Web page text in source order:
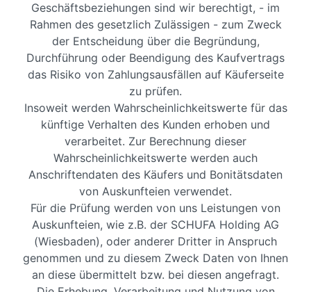
Geschäftsbeziehungen sind wir berechtigt, - im
Rahmen des gesetzlich Zulässigen - zum Zweck
der Entscheidung über die Begründung,
Durchführung oder Beendigung des Kaufvertrags
das Risiko von Zahlungsausfällen auf Käuferseite
zu prüfen.
Insoweit werden Wahrscheinlichkeitswerte für das
künftige Verhalten des Kunden erhoben und
verarbeitet. Zur Berechnung dieser
Wahrscheinlichkeitswerte werden auch
Anschriftendaten des Käufers und Bonitätsdaten
von Auskunfteien verwendet.
Für die Prüfung werden von uns Leistungen von
Auskunfteien, wie z.B. der SCHUFA Holding AG
(Wiesbaden), oder anderer Dritter in Anspruch
genommen und zu diesem Zweck Daten von Ihnen
an diese übermittelt bzw. bei diesen angefragt.